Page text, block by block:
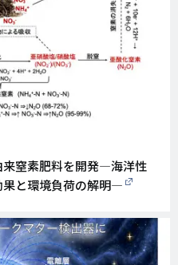
来窒素肥料を開発―海洋性
果と環境負荷の解明―